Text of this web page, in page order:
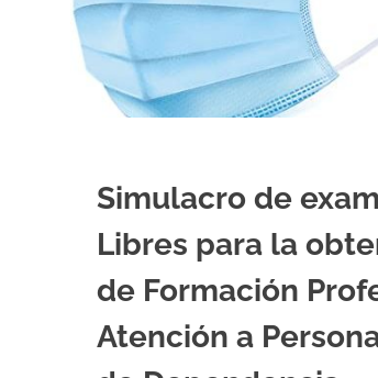
Simulacro de
Libres para la
de Formación
Atención a